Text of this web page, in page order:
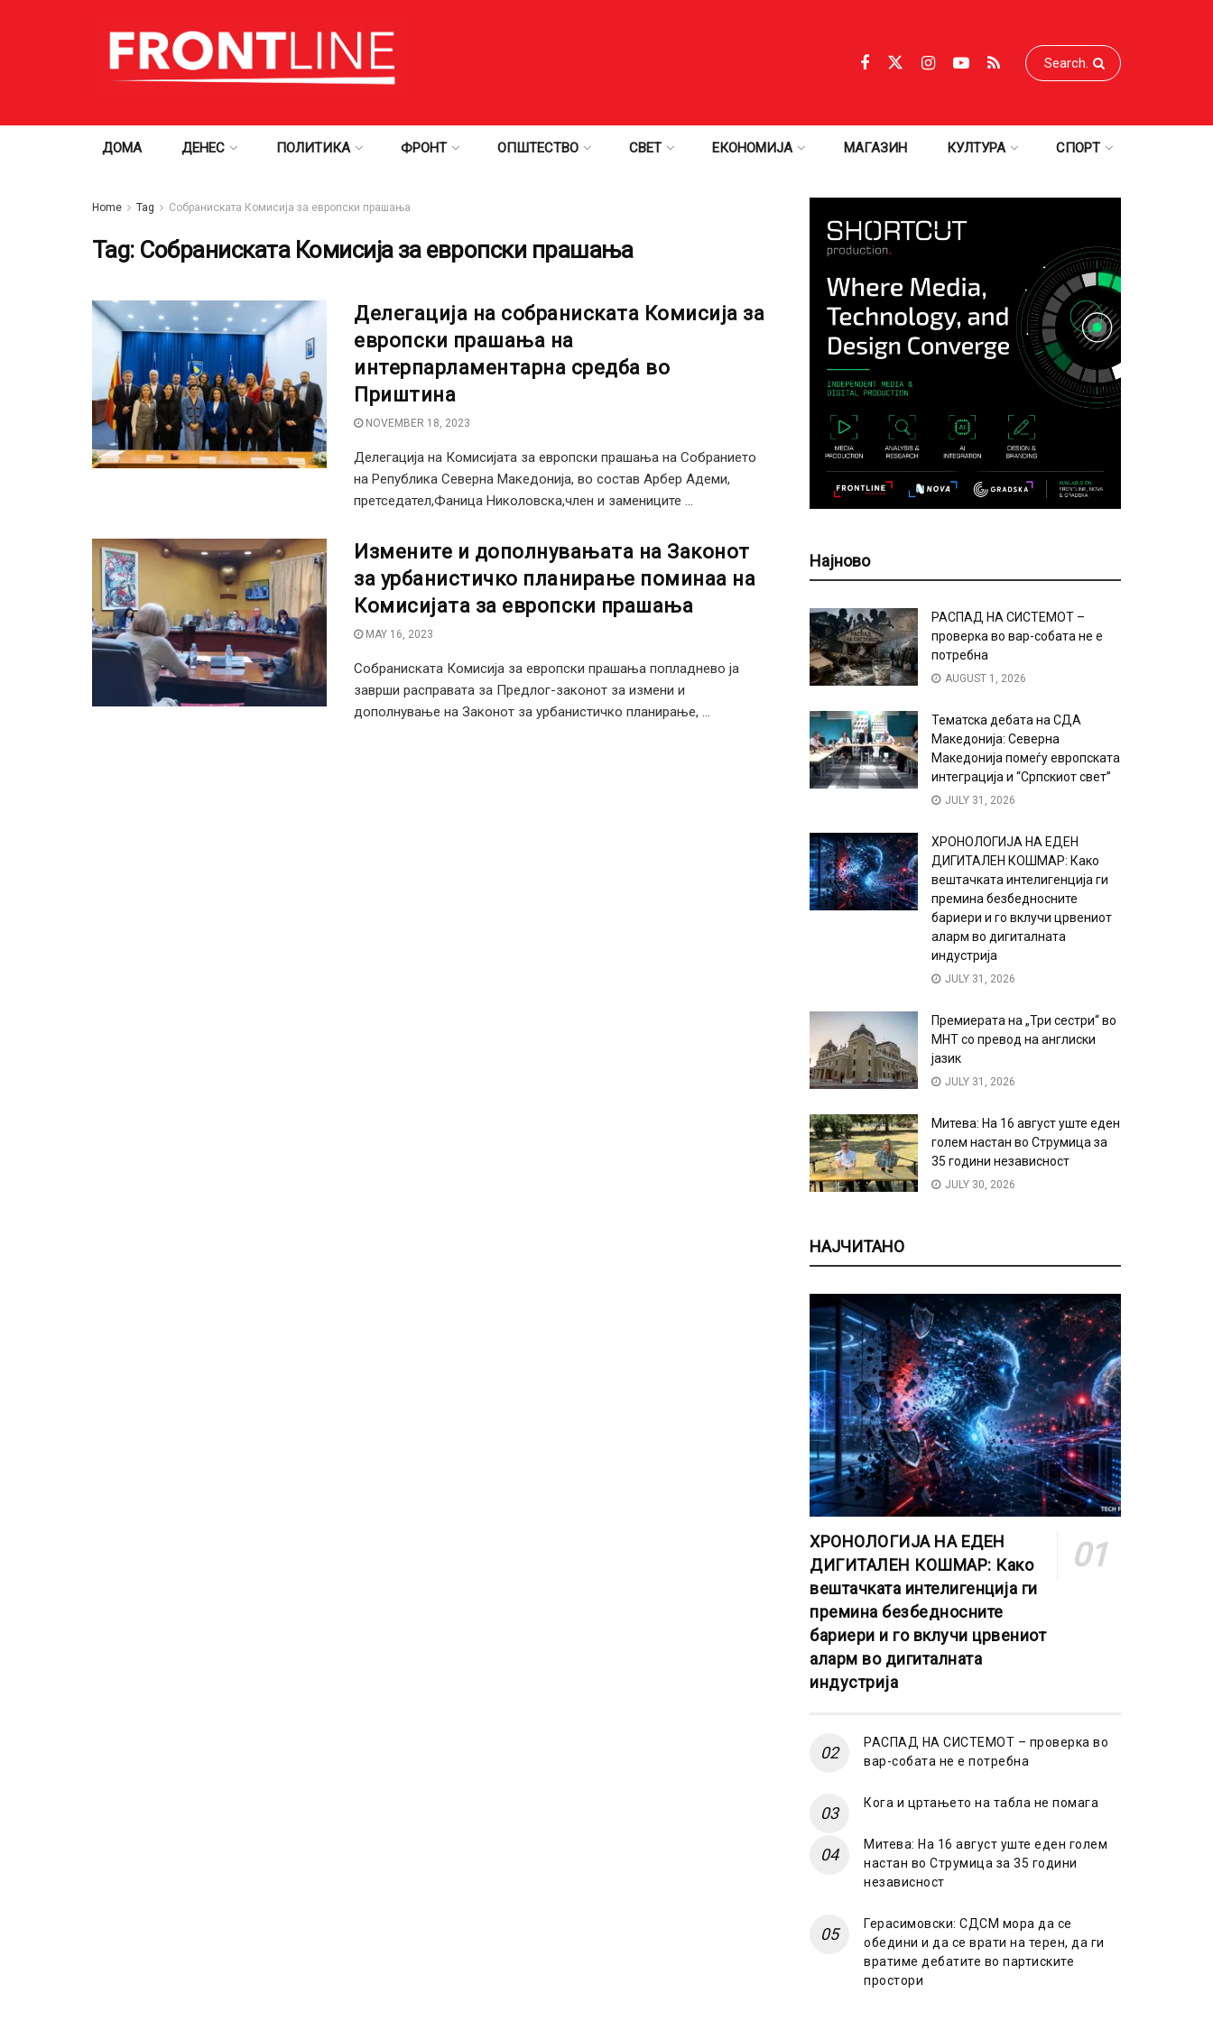
ДОМА ДЕНЕС ПОЛИТИКА ФРОНТ ОПШТЕСТВО СВЕТ ЕКОНОМИЈА МАГАЗИН КУЛТУРА СПОРТ
Home Tag Собраниската Комисија за европски прашања
Tag: Собраниската Комисија за европски прашања
Делегација на собраниската Комисија за
европски прашања на
интерпарламентарна средба во
Приштина
NOVEMBER 18, 2023
Делегација на Комисијата за европски прашања на Собранието
на Република Северна Македонија, во состав Арбер Адеми,
претседател,Фаница Николовска,член и замениците ...
Измените и дополнувањата на Законот
за урбанистичко планирање поминаа на
Комисијата за европски прашања
MAY 16, 2023
Собраниската Комисија за европски прашања попладнево ја
заврши расправата за Предлог-законот за измени и
дополнување на Законот за урбанистичко планирање, ...
Најново
РАСПАД НА СИСТЕМОТ –
проверка во вар-собата не е
потребна
AUGUST 1, 2026
Тематска дебата на СДА
Македонија: Северна
Македонија помеѓу европската
интеграција и “Српскиот свет”
JULY 31, 2026
ХРОНОЛОГИЈА НА ЕДЕН
ДИГИТАЛЕН КОШМАР: Како
вештачката интелигенција ги
премина безбедносните
бариери и го вклучи црвениот
аларм во дигиталната
индустрија
JULY 31, 2026
Премиерата на „Три сестри“ во
МНТ со превод на англиски
јазик
JULY 31, 2026
Митева: На 16 август уште еден
голем настан во Струмица за
35 години независност
JULY 30, 2026
НАЈЧИТАНО
ХРОНОЛОГИЈА НА ЕДЕН
ДИГИТАЛЕН КОШМАР: Како
вештачката интелигенција ги
премина безбедносните
бариери и го вклучи црвениот
аларм во дигиталната
индустрија
РАСПАД НА СИСТЕМОТ – проверка во
вар-собата не е потребна
Кога и цртањето на табла не помага
Митева: На 16 август уште еден голем
настан во Струмица за 35 години
независност
Герасимовски: СДСМ мора да се
обедини и да се врати на терен, да ги
вратиме дебатите во партиските
простори